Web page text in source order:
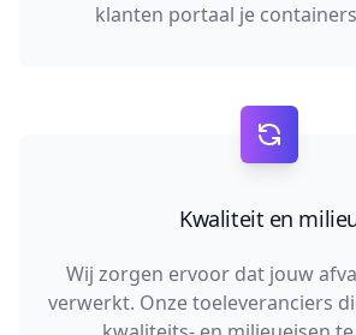
klanten portaal je
Kwaliteit en
Wij zorgen ervoor dat jouw
verwerkt. Onze toeleveranciers